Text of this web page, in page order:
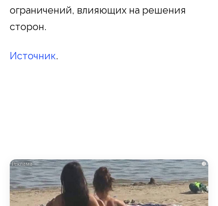
ограничений, влияющих на решения
сторон.
Источник.
i